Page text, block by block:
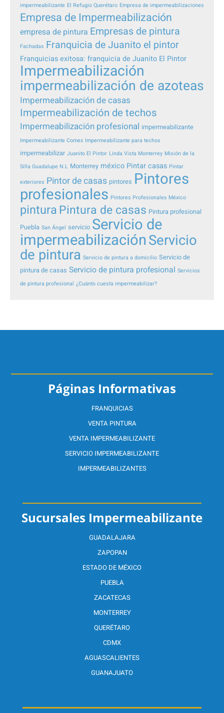
impermeabilizante El Refugio Querétaro Empresa de impermeabilizaciones
Empresa de Impermeabilización
empresa de pintura Empresas de pintura
Fachadas Franquicia de Juanito el pintor
Franquicias exitosa: franquicia de Juanito El Pintor
Impermeabilización
impermeabilización de azoteas
Impermeabilización de casas
Impermeabilización de techos
Impermeabilización profesional impermeabilizante
Impermeabilizante Comex Impermeabilizante para techos
impermeabilizar Juanito El Pintor Linda Vista Monterrey Misión de la
Silla Guadalupe N.L Monterrey méxico Pintar casas Pintar
exteriores Pintor de casas pintores Pintores
profesionales Pintores Profesionales México
pintura Pintura de casas Pintura profesional
Puebla San Ángel servicio Servicio de
impermeabilizaciónServicio
de pintura Servicio de pintura a domicilio Servicio de
pintura de casas Servicio de pintura profesional Servicios
de pintura profesional ¿Cuánto cuesta impermeabilizar?
Sucursales Impermeabilizante
GUADALAJARA
ZAPOPAN
ESTADO DE MÉXICO
PUEBLA
ZACATECAS
MONTERREY
QUERÉTARO
CDMX
AGUASCALIENTES
GUANAJUATO
Páginas Informativas
FRANQUICIAS
VENTA PINTURA
VENTA IMPERMEABILIZANTE
SERVICIO IMPERMEABILIZANTE
IMPERMEABILIZANTES